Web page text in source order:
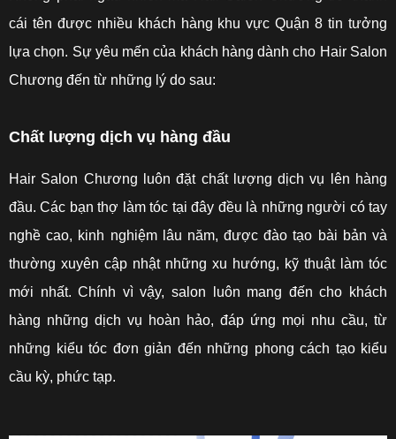
cái tên được nhiều khách hàng khu vực Quận 8 tin tưởng
lựa chọn. Sự yêu mến của khách hàng dành cho Hair Salon
Chương đến từ những lý do sau:
Chất lượng dịch vụ hàng đầu
Hair Salon Chương luôn đặt chất lượng dịch vụ lên hàng
đầu. Các bạn thợ làm tóc tại đây đều là những người có tay
nghề cao, kinh nghiệm lâu năm, được đào tạo bài bản và
thường xuyên cập nhật những xu hướng, kỹ thuật làm tóc
mới nhất. Chính vì vậy, salon luôn mang đến cho khách
hàng những dịch vụ hoàn hảo, đáp ứng mọi nhu cầu, từ
những kiểu tóc đơn giản đến những phong cách tạo kiểu
cầu kỳ, phức tạp.